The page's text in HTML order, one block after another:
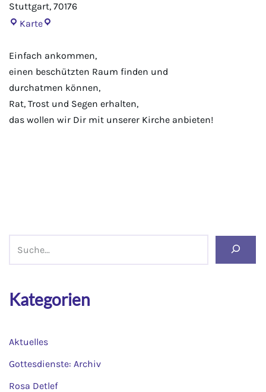
Stuttgart, 70176
Karte
Einfach ankommen,
einen beschützten Raum finden und
durchatmen können,
Rat, Trost und Segen erhalten,
das wollen wir Dir mit unserer Kirche anbieten!
Kategorien
Aktuelles
Gottesdienste: Archiv
Rosa Detlef